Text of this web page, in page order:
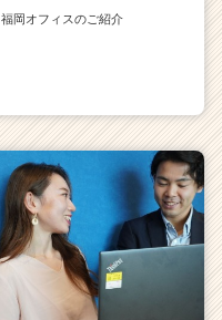
福岡オフィスのご紹介